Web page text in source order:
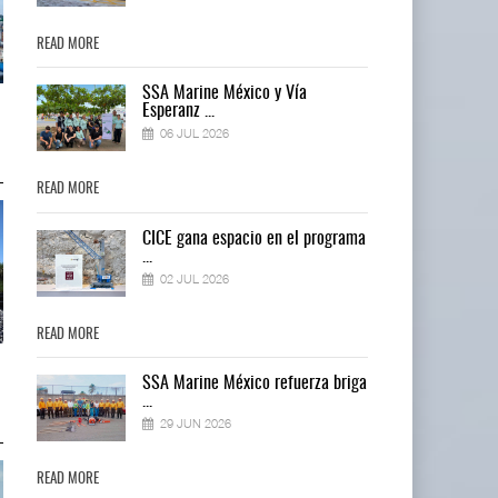
IT-ANÁLISIS: Puerto Lázaro
Cárdenas incorpora ...
06 AGO 2026
telecomunicaciones p ...
06 AGO 2026
telecomunicaciones p ...
READ MORE
SSA Marine México y Vía
Esperanz ...
06 JUL 2026
READ MORE
CICE gana espacio en el programa
02 JUL 2026
READ MORE
SSA Marine México refuerza briga
...
29 JUN 2026
READ MORE